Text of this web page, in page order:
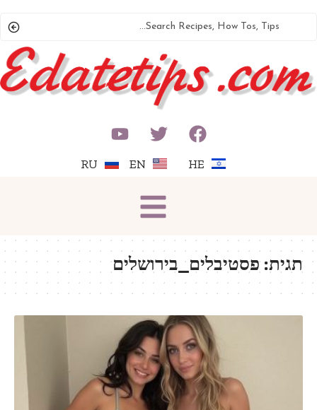
HE
EN
RU
תגית:פסטיבלים_בירושלים